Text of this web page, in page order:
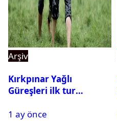
Arşiv
Kırkpınar Yağlı
Güreşleri ilk tur
2. tura geçen
1 ay önce